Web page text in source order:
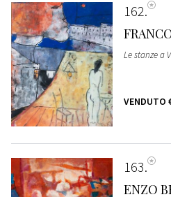
162
Le stanze a
VENDUTO
163
ENZO